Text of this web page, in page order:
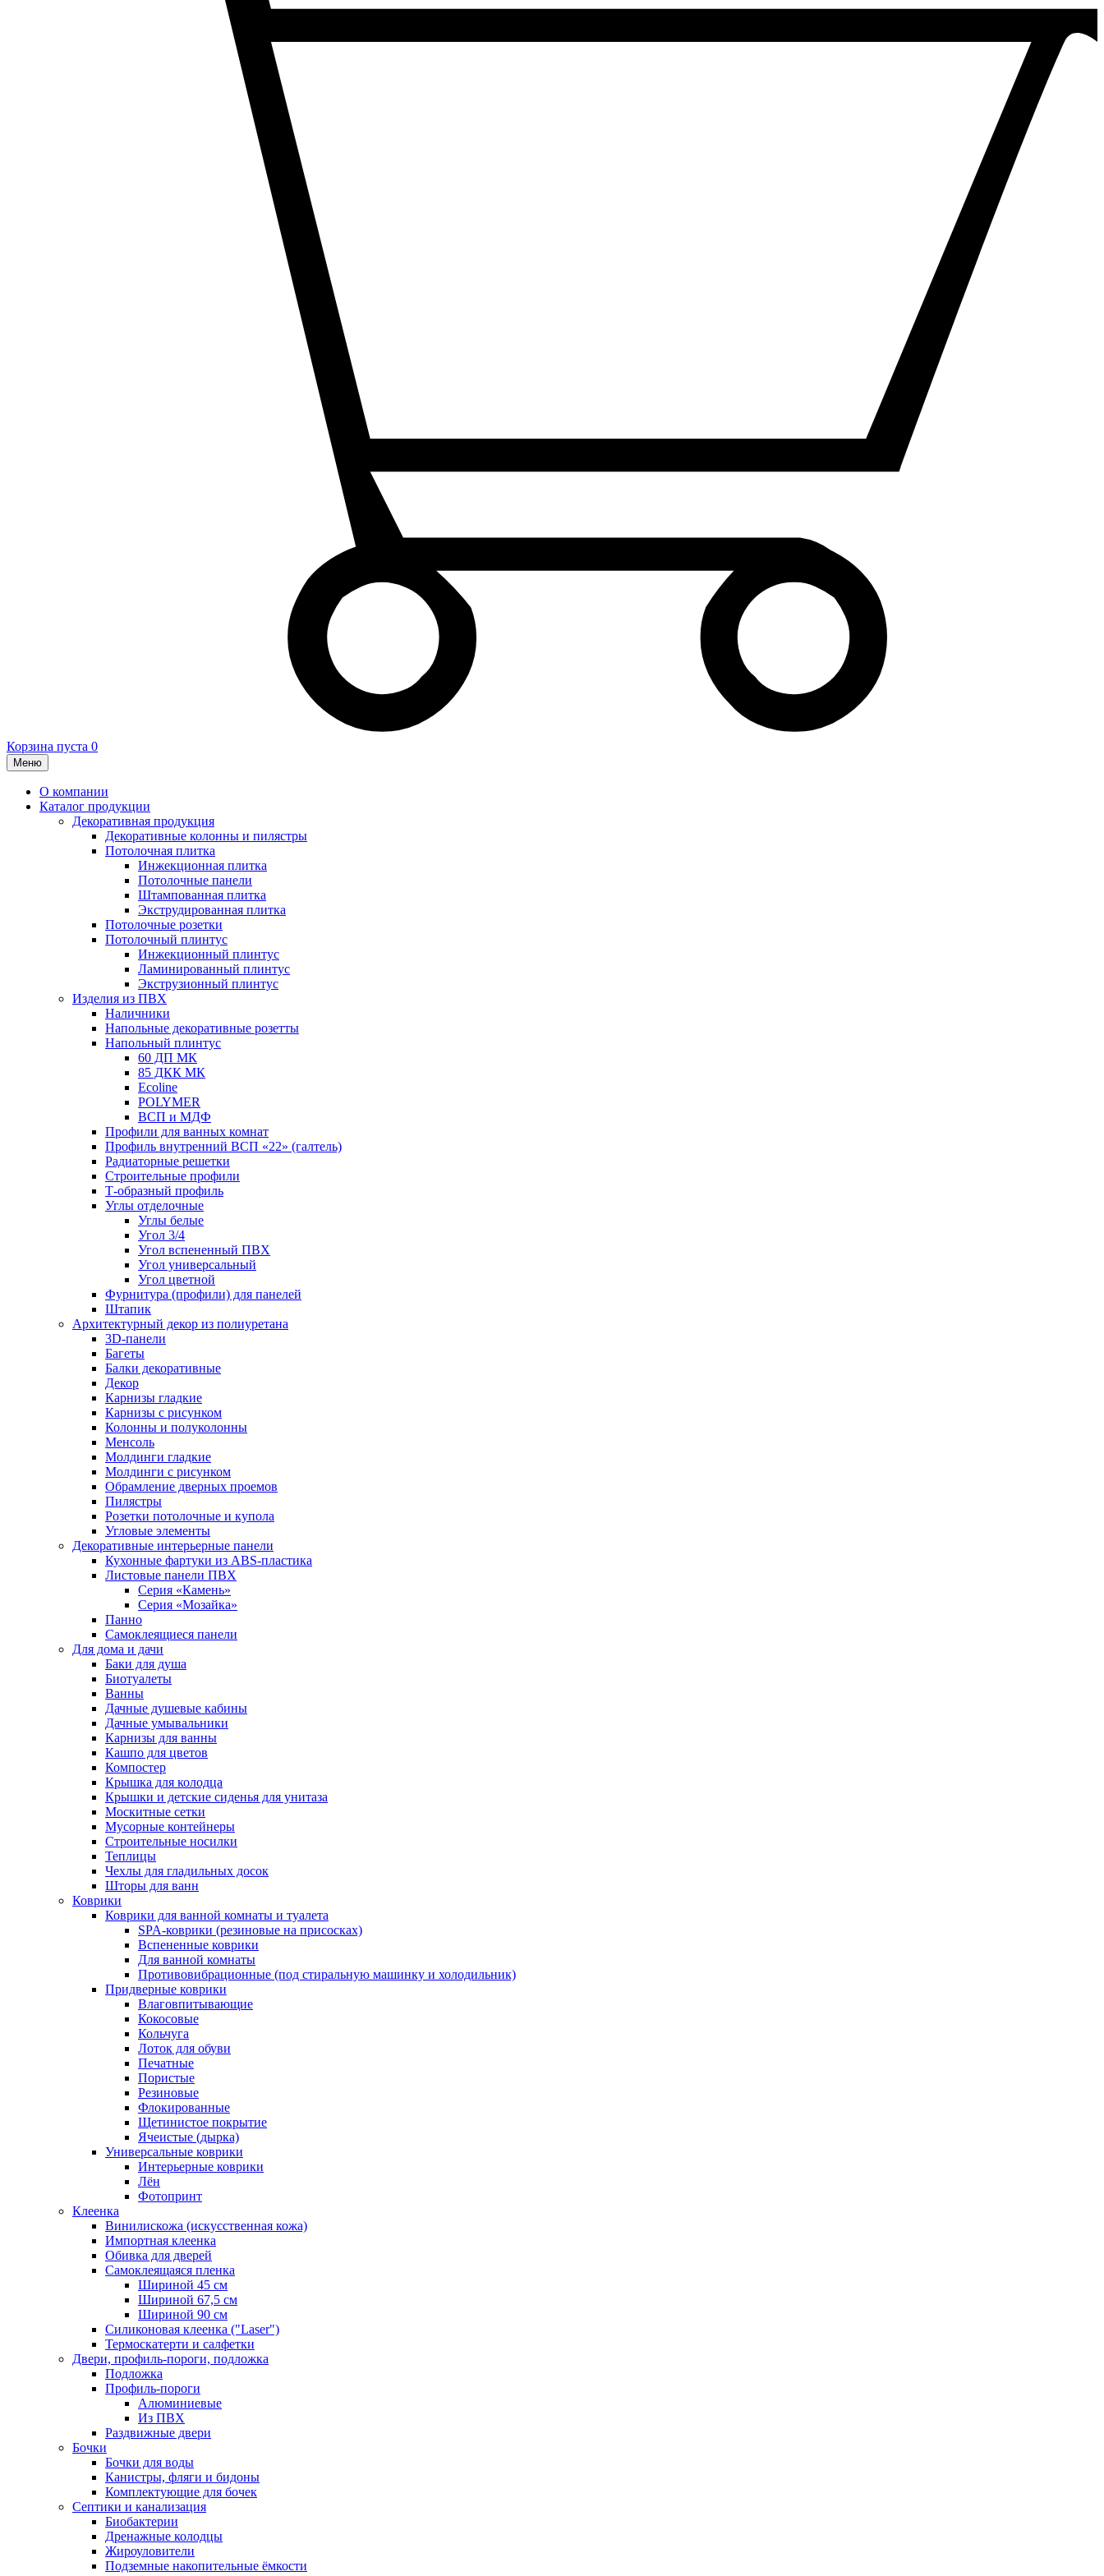
Корзина пуста 0
Меню
О компании
Каталог продукции
Декоративная продукция
Декоративные колонны и пилястры
Потолочная плитка
Инжекционная плитка
Потолочные панели
Штампованная плитка
Экструдированная плитка
Потолочные розетки
Потолочный плинтус
Инжекционный плинтус
Ламинированный плинтус
Экструзионный плинтус
Изделия из ПВХ
Наличники
Напольные декоративные розетты
Напольный плинтус
60 ДП МК
85 ДКК МК
Ecoline
POLYMER
ВСП и МДФ
Профили для ванных комнат
Профиль внутренний ВСП «22» (галтель)
Радиаторные решетки
Строительные профили
Т-образный профиль
Углы отделочные
Углы белые
Угол 3/4
Угол вспененный ПВХ
Угол универсальный
Угол цветной
Фурнитура (профили) для панелей
Штапик
Архитектурный декор из полиуретана
3D-панели
Багеты
Балки декоративные
Декор
Карнизы гладкие
Карнизы с рисунком
Колонны и полуколонны
Менсоль
Молдинги гладкие
Молдинги с рисунком
Обрамление дверных проемов
Пилястры
Розетки потолочные и купола
Угловые элементы
Декоративные интерьерные панели
Кухонные фартуки из ABS-пластика
Листовые панели ПВХ
Серия «Камень»
Серия «Мозайка»
Панно
Самоклеящиеся панели
Для дома и дачи
Баки для душа
Биотуалеты
Ванны
Дачные душевые кабины
Дачные умывальники
Карнизы для ванны
Кашпо для цветов
Компостер
Крышка для колодца
Крышки и детские сиденья для унитаза
Москитные сетки
Мусорные контейнеры
Строительные носилки
Теплицы
Чехлы для гладильных досок
Шторы для ванн
Коврики
Коврики для ванной комнаты и туалета
SPA-коврики (резиновые на присосках)
Вспененные коврики
Для ванной комнаты
Противовибрационные (под стиральную машинку и холодильник)
Придверные коврики
Влаговпитывающие
Кокосовые
Кольчуга
Лоток для обуви
Печатные
Пористые
Резиновые
Флокированные
Щетинистое покрытие
Ячеистые (дырка)
Универсальные коврики
Интерьерные коврики
Лён
Фотопринт
Клеенка
Винилискожа (искусственная кожа)
Импортная клеенка
Обивка для дверей
Самоклеящаяся пленка
Шириной 45 см
Шириной 67,5 см
Шириной 90 см
Силиконовая клеенка ("Laser")
Термоскатерти и салфетки
Двери, профиль-пороги, подложка
Подложка
Профиль-пороги
Алюминиевые
Из ПВХ
Раздвижные двери
Бочки
Бочки для воды
Канистры, фляги и бидоны
Комплектующие для бочек
Септики и канализация
Биобактерии
Дренажные колодцы
Жироуловители
Подземные накопительные ёмкости